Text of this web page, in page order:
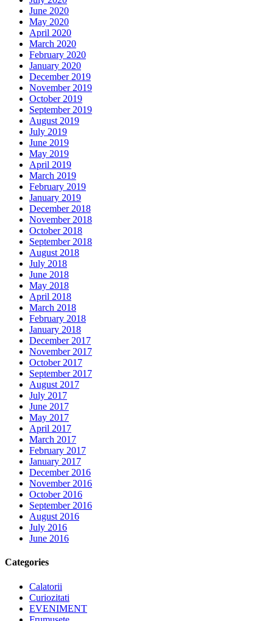
June 2020
May 2020
April 2020
March 2020
February 2020
January 2020
December 2019
November 2019
October 2019
September 2019
August 2019
July 2019
June 2019
May 2019
April 2019
March 2019
February 2019
January 2019
December 2018
November 2018
October 2018
September 2018
August 2018
July 2018
June 2018
May 2018
April 2018
March 2018
February 2018
January 2018
December 2017
November 2017
October 2017
September 2017
August 2017
July 2017
June 2017
May 2017
April 2017
March 2017
February 2017
January 2017
December 2016
November 2016
October 2016
September 2016
August 2016
July 2016
June 2016
Categories
Calatorii
Curiozitati
EVENIMENT